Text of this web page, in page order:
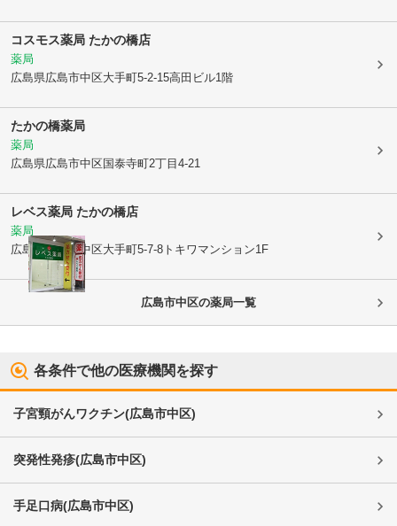
コスモス薬局 たかの橋店
薬局
広島県広島市中区大手町5-2-15高田ビル1階
たかの橋薬局
薬局
広島県広島市中区 国泰寺町2丁目4-21
レベス薬局 たかの橋店
薬局
広島県広島市中区大手町5-7-8トキワマンション1F
広島市中区の薬局一覧
各条件で他の医療機関を探す
子宮頸がんワクチン(広島市中区)
突発性発疹(広島市中区)
手足口病(広島市中区)